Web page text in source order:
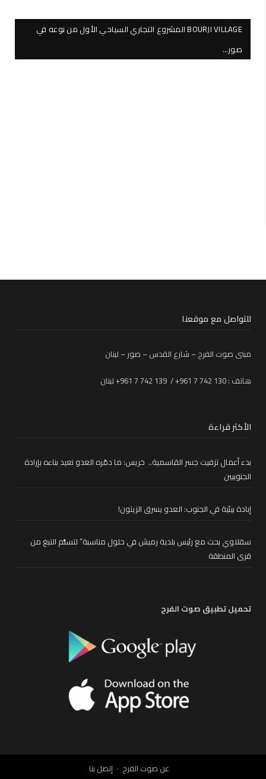
BOURJI VILLAGE المشروع التجاري السياحي الأول من نوعه في
صور…
للتواصل مع موقعنا
مبنى صوت الفرح – شارع القدس – صور – لبنان
هاتف : 130 742 7 961+ / 139 742 7 961+ لبنان
الأكثر قراءة
بدء أعمال تزفيت جسر القاسمية.. خريس: ما دمّره العدو نعيد بناءه بإرادة
الجنوبيين
إبادة بيئية في الجنوب: العدو يسرق الزيتون!
سقلاوي بحث مع رئيس بلدية رميش في حلول مناسبة” لتسلُّم التبغ من
قرى المنطقة
تحميل تطبيق صوت الفرح
عن صوت الفرح إتصل بنا